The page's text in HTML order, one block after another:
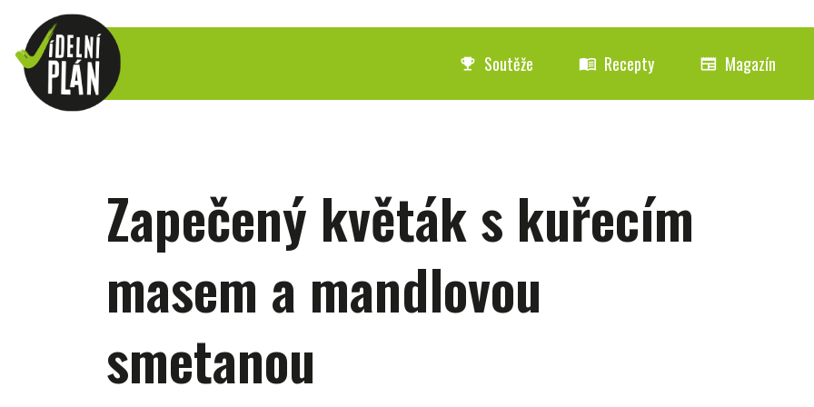
emoji_events Soutěže menu_book Recepty newspaper Magazín
Zapečený květák s kuřecím
masem a mandlovou
smetanou